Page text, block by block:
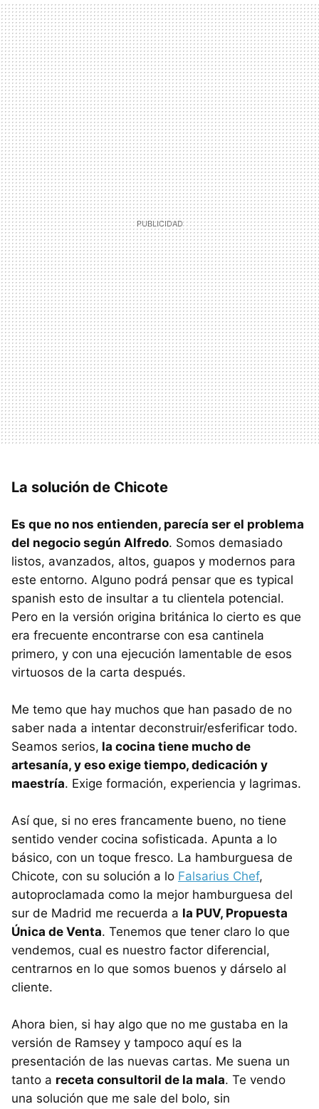
La solución de Chicote
Es que no nos entienden, parecía ser el problema
del negocio según Alfredo. Somos demasiado
listos, avanzados, altos, guapos y modernos para
este entorno. Alguno podrá pensar que es typical
spanish esto de insultar a tu clientela potencial.
Pero en la versión origina británica lo cierto es que
era frecuente encontrarse con esa cantinela
primero, y con una ejecución lamentable de esos
virtuosos de la carta después.
Me temo que hay muchos que han pasado de no
saber nada a intentar deconstruir/esferificar todo.
Seamos serios, la cocina tiene mucho de
artesanía, y eso exige tiempo, dedicación y
maestría. Exige formación, experiencia y lagrimas.
Así que, si no eres francamente bueno, no tiene
sentido vender cocina sofisticada. Apunta a lo
básico, con un toque fresco. La hamburguesa de
Chicote, con su solución a lo Falsarius Chef,
autoproclamada como la mejor hamburguesa del
sur de Madrid me recuerda a la PUV, Propuesta
Única de Venta. Tenemos que tener claro lo que
vendemos, cual es nuestro factor diferencial,
centrarnos en lo que somos buenos y dárselo al
cliente.
Ahora bien, si hay algo que no me gustaba en la
versión de Ramsey y tampoco aquí es la
presentación de las nuevas cartas. Me suena un
tanto a receta consultoril de la mala. Te vendo
una solución que me sale del bolo, sin